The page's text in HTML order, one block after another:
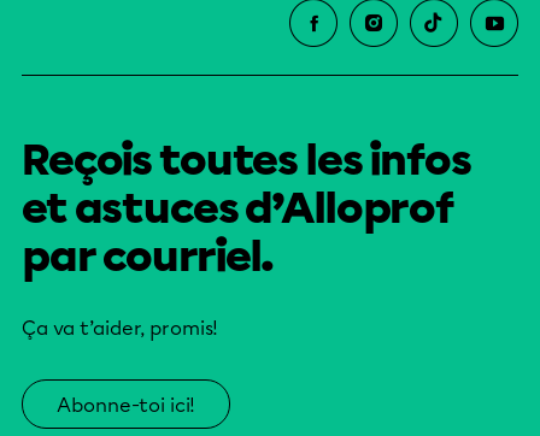
Reçois toutes les infos
et astuces d’Alloprof
par courriel.
Ça va t’aider, promis!
Abonne-toi ici!